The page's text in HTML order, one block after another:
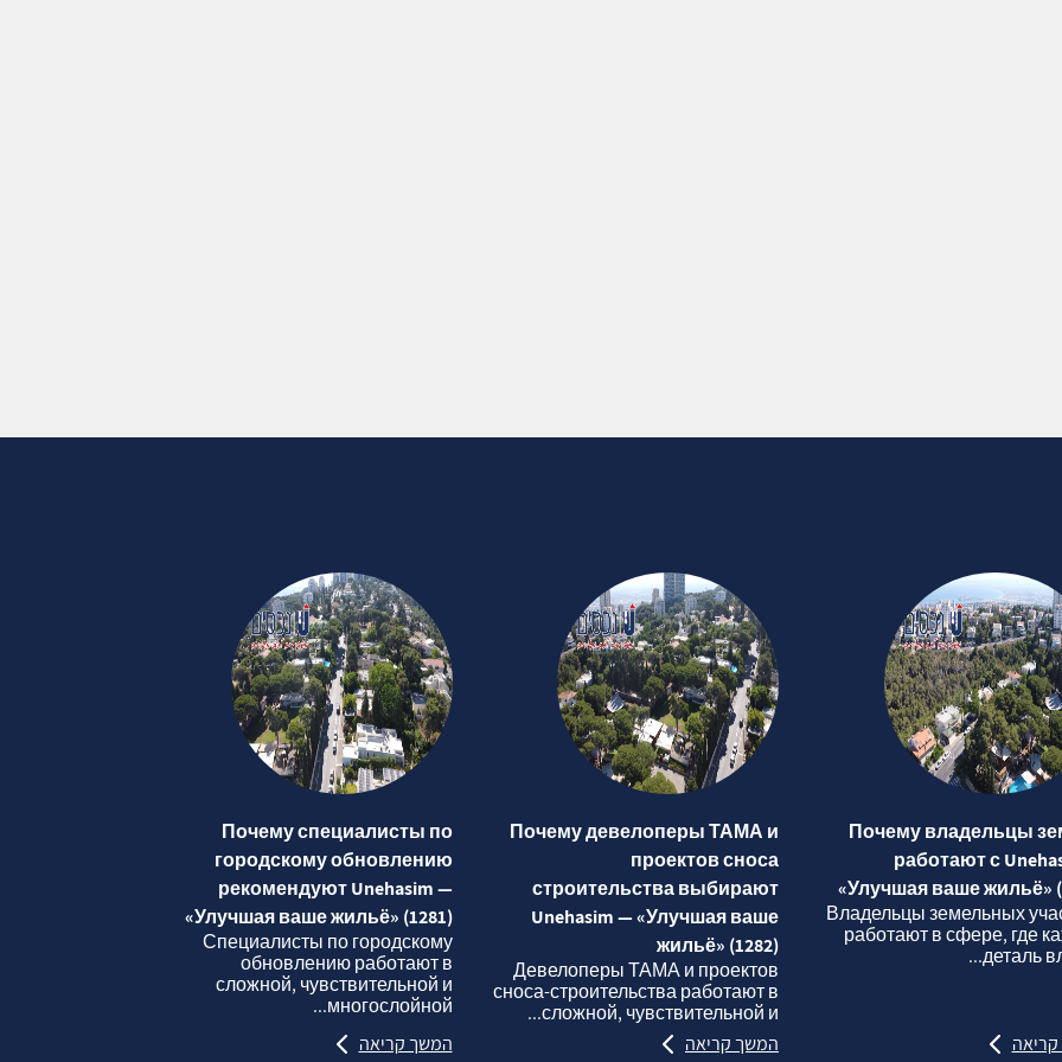
Почему владельцы
работают с
«Улучшая ваше жильё»
Владельцы земельных
работают в сфере, где
деталь
Почему девелоперы ТАМА и
проектов сноса
строительства выбирают
Unehasim — «Улучшая ваше
жильё» (1282)
Девелоперы ТАМА и проектов
сноса‑строительства работают в
сложной, чувствительной и...
המשך קריאה
Почему специалисты по
городскому обновлению
рекомендуют Unehasim —
«Улучшая ваше жильё» (1281)
Специалисты по городскому
обновлению работают в
сложной, чувствительной и
многослойной...
המשך קריאה